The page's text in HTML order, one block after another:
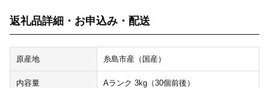
返礼品詳細・お申込み・配送
原産地 糸島市産（国産）
内容量 Aランク 3kg（30個前後）